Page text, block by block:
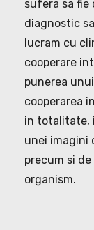
sufera sa
diagnostic
lucram cu
cooperare
punerea
cooperarea
in totalitate,
unei imagini
precum si
organism.